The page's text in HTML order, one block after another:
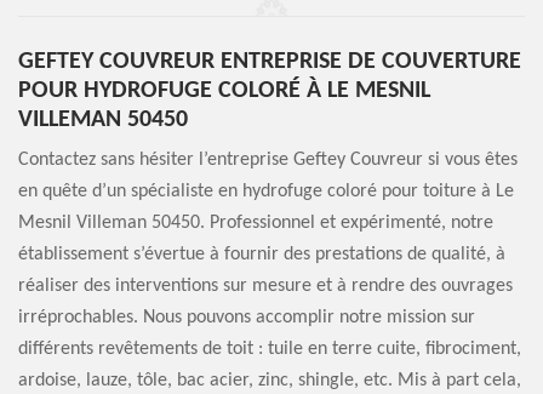
GEFTEY COUVREUR ENTREPRISE DE COUVERTURE
POUR HYDROFUGE COLORÉ À LE MESNIL
VILLEMAN 50450
Contactez sans hésiter l’entreprise Geftey Couvreur si vous êtes
en quête d’un spécialiste en hydrofuge coloré pour toiture à Le
Mesnil Villeman 50450. Professionnel et expérimenté, notre
établissement s’évertue à fournir des prestations de qualité, à
réaliser des interventions sur mesure et à rendre des ouvrages
irréprochables. Nous pouvons accomplir notre mission sur
différents revêtements de toit : tuile en terre cuite, fibrociment,
ardoise, lauze, tôle, bac acier, zinc, shingle, etc. Mis à part cela,